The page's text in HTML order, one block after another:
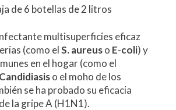
de 6 botellas de 2 litros
multisuperficies eficaz
(como elS. aureuso E-coli) y
en el hogar (como el
Candidiasiso el moho de los
se ha probado su eficacia
la gripe A (H1N1).